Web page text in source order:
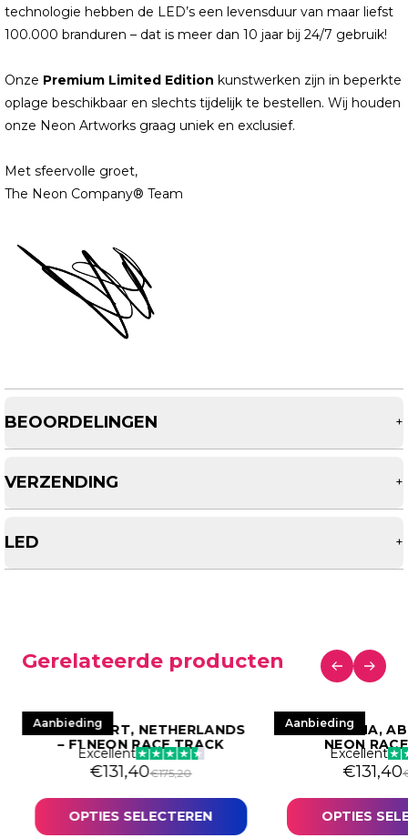
technologie hebben de LED’s een levensduur van maar liefst
100.000 branduren – dat is meer dan 10 jaar bij 24/7 gebruik!
Onze Premium Limited Edition kunstwerken zijn in beperkte
oplage beschikbaar en slechts tijdelijk te bestellen. Wij houden
onze Neon Artworks graag uniek en exclusief.
Met sfeervolle groet,
The Neon Company® Team
BEOORDELINGEN +
VERZENDING +
LED +
Gerelateerde producten
Aanbieding
ZANDVOORT, NETHERLANDS
– F1 NEON RACE TRACK
Excellent
€131,40€175,20
OPTIES SELECTEREN
Aanbieding
YAS MARINA,
NEON
Excellent
€131,40
OPTIES